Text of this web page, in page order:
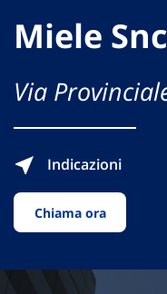
Miele Snc
Via
Indicazioni
Chiama ora